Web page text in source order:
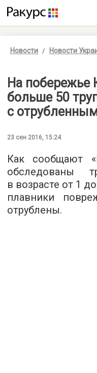
Новости Новости
На
больше 50
с
23 сен 2016, 15:24
Как сообщают «
обследованы
в возрасте от 1
плавники
отрублены.